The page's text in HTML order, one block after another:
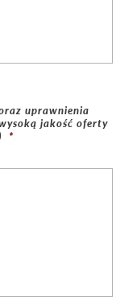
uprawnienia
jakość oferty
*